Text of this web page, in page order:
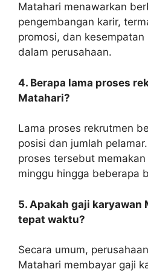
Matahari menawarkan
pengembangan karir,
promosi, dan
dalam perusahaan.
4. Berapa lama proses
Matahari?
Lama proses rekrutmen
posisi dan jumlah
proses tersebut
minggu hingga beberapa
5. Apakah gaji karyawan
tepat waktu?
Secara umum,
Matahari membayar gaji